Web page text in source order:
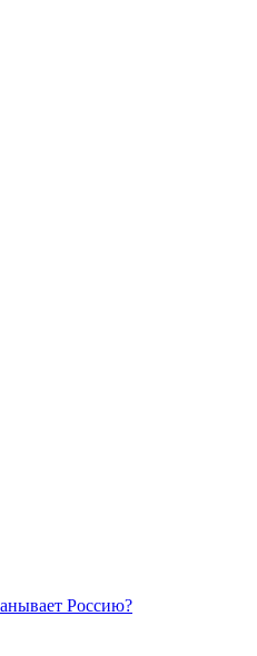
Россию?